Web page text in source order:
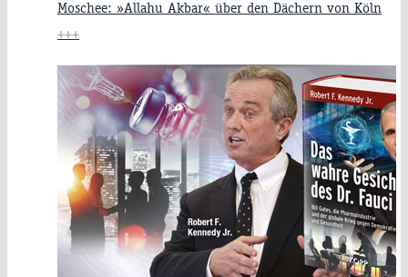
Moschee: »Allahu Akbar« über den Dächern von Köln
+++